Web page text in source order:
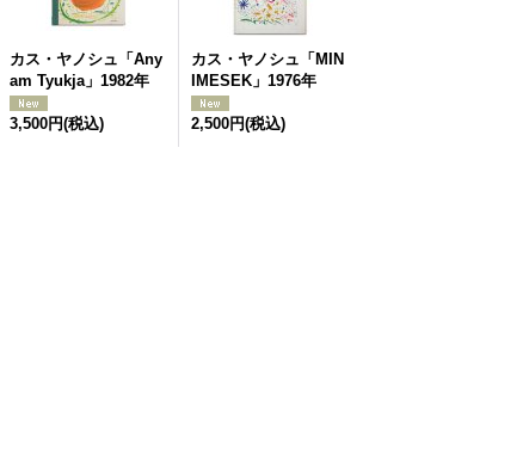
カス・ヤノシュ「Any
am Tyukja」1982年
3,500円(税込)
カス・ヤノシュ「MIN
IMESEK」1976年
2,500円(税込)